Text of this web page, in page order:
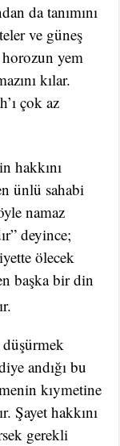
da tanımını
ve güneş
horozun yem
kılar.
çok az
hakkını
ünlü sahabi
namaz
deyince;
ölecek
başka bir din
düşürmek
andığı bu
kıymetine
Şayet hakkını
gerekli